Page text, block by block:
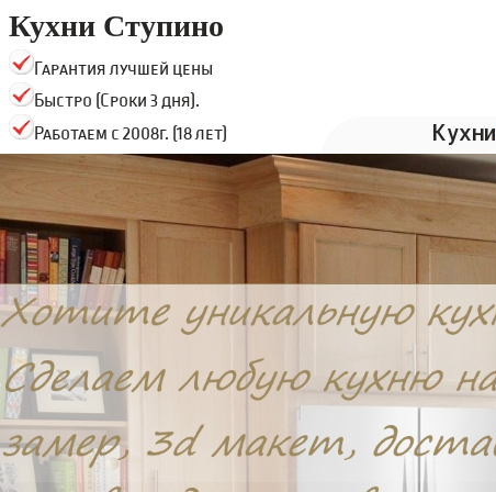
Кухни Ступино
Гарантия лучшей цены
Быстро (Сроки 3 дня).
Работаем с 2008г. (18 лет)
Кухни